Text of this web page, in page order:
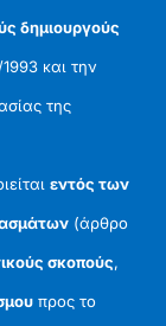
δημιουργούς
και την
της
εντός των
(άρθρο
σκοπούς,
προς το